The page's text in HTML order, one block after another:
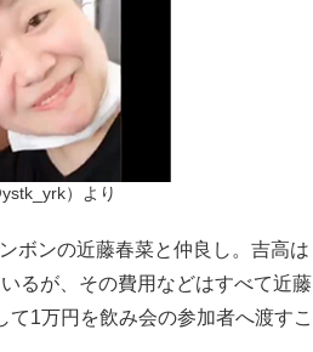
）より
ボンの近藤春菜と仲良し。吉高は
るが、その費用などはすべて近藤
て1万円を飲み会の参加者へ渡すこ